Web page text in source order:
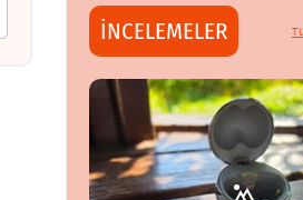
İNCELEMELER